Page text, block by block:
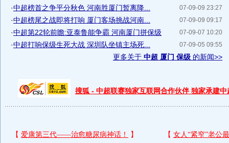
07-09-09 23:27
·中超榜首之争平分秋色 河南胜厦门暂离降...
07-09-09 09:17
·中超榜尾之战即将打响 厦门客场挑战河南...
07-09-07 10:20
·中超第22轮前瞻:亚泰鲁能争霸 河南厦门拼保级
07-09-05 09:55
·中超打响保级生死大战 深圳队坐镇主场死...
更多关于 中超 厦门 保级 的新闻>>
搜狐 - 中超联赛独家互联网合作伙伴 独家承建中